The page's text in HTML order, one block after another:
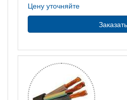
Цену уточняйте
Заказать